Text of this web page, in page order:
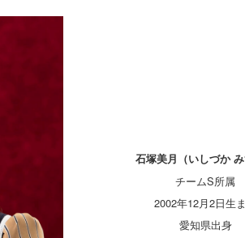
石塚美月（いしづか み
チームS所属
2002年12月2日生
愛知県出身